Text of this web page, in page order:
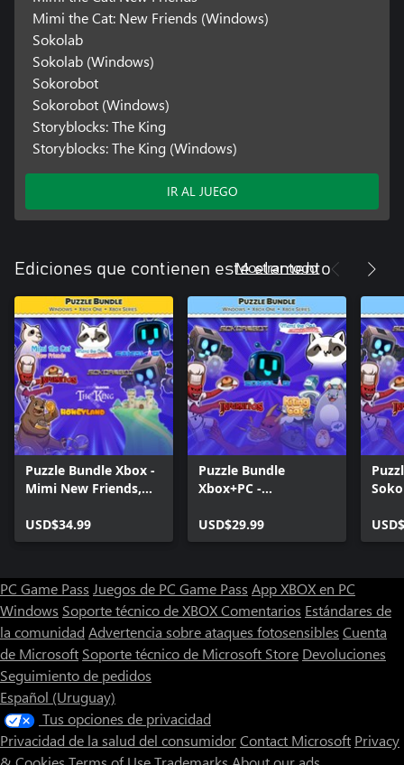
Mimi the Cat: New Friends (Windows)
Sokolab
Sokolab (Windows)
Sokorobot
Sokorobot (Windows)
Storyblocks: The King
Storyblocks: The King (Windows)
IR AL JUEGO
Ediciones que contienen este elemento
Mostrar todo
Puzzle Bundle Xbox -
Mimi New Friends,
Sokoban games
USD$34.99
Puzzle Bundle
Xbox+PC -
and Cats!
USD$29.99
PC Game Pass Juegos de PC Game Pass App XBOX en PC
Windows Soporte técnico de XBOXComentarios Estándares de
la comunidad Advertencia sobre ataques fotosensibles Cuenta
de Microsoft Soporte técnico de Microsoft Store Devoluciones
Seguimiento de pedidos
Español (Uruguay)
Tus opciones de privacidad
Privacidad de la salud del consumidorContact Microsoft Privacy